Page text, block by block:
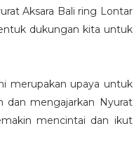
Aksara Bali ring Lontar
dukungan kita untuk
merupakan upaya untuk
dan mengajarkan Nyurat
mencintai dan ikut